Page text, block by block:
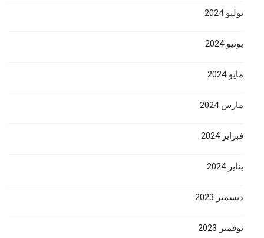
يوليو 2024
يونيو 2024
مايو 2024
مارس 2024
فبراير 2024
يناير 2024
ديسمبر 2023
نوفمبر 2023